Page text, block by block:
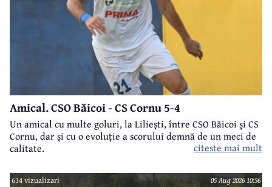
Amical. CSO Băicoi - CS Cornu 5-4
Un amical cu multe goluri, la Liliești, între CSO Băicoi și CS
Cornu, dar și cu o evoluție a scorului demnă de un meci de
calitate.
citeste mai mult
634 vizualizari 05 Aug 2026 10:56